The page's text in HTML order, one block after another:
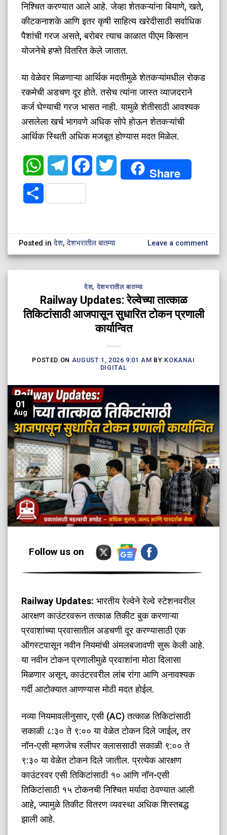
निश्चित करण्यात आले आहे. जेव्हा शेतकऱ्यांना बियाणे, खते,
कीटकनाशके आणि इतर कृषी साहित्य खरेदीसाठी सर्वाधिक
पैशांची गरज असते, बरोबर त्याच काळात पीएम किसान
योजनेचे हफ्ते वितरित केले जातात.
​या वेळेवर मिळणाऱ्या आर्थिक मदतीमुळे शेतकऱ्यांमधील रोकड
रकमेची अडचण दूर होते. तसेच त्यांना जास्त व्याजदराने
कर्ज घेण्याची गरज भासत नाही. यामुळे शेतीसाठी आवश्यक
असलेला खर्च भागवणे अधिक सोपे होऊन शेतकऱ्यांची
आर्थिक स्थिती अधिक मजबूत होण्यास मदत मिळेल.
WhatsAppTelegramFacebookTwitter Share
Share
Posted inदेश,देशभरातील बातम्या Leave a comment
देश, देशभरातील बातम्या
Railway Updates: रेल्वेच्या तात्काळ
तिकिटांसाठी आजपासून सुधारित टोकन प्रणाली
कार्यान्वित
POSTED ON AUGUST 1, 2026 9:01 AM BY KOKANAI
DIGITAL
01
Aug
Follow us on
Railway Updates: भारतीय रेल्वेने रेल्वे स्टेशनवरील
आरक्षण काउंटरवरून तत्काळ तिकीट बुक करणाऱ्या
प्रवाशांच्या प्रवासातील अडचणी दूर करण्यासाठी एक
ऑगस्टपासून नवीन नियमांची अंमलबजावणी सुरू केली आहे.
या नवीन टोकन प्रणालीमुळे प्रवाशांना मोठा दिलासा
मिळणार असून, काउंटरवरील लांब रांगा आणि अनावश्यक
गर्दी आटोक्यात आणण्यास मोठी मदत होईल.
​नव्या नियमावलीनुसार, एसी (AC) तत्काळ तिकिटांसाठी
सकाळी ८:३० ते ९:०० या वेळेत टोकन दिले जाईल, तर
नॉन-एसी म्हणजेच स्लीपर क्लाससाठी सकाळी ९:०० ते
९:३० या वेळेत टोकन दिले जातील. प्रत्येक आरक्षण
काउंटरवर एसी तिकिटांसाठी १० आणि नॉन-एसी
तिकिटांसाठी १५ टोकनची निश्चित मर्यादा ठेवण्यात आली
आहे, ज्यामुळे तिकीट वितरण व्यवस्था अधिक शिस्तबद्ध
झाली आहे.